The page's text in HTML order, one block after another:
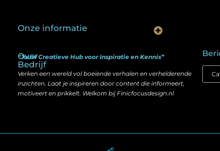
Over
Bedrijf
“Jouw Creatieve Hub voor Inspiratie en Kennis”
Verken een wereld vol boeiende verhalen en verhelderende
inzichten. Laat je inspireren door content die informeert,
motiveert en prikkelt. Welkom bij Finicfocusdesign.nl
Onze informatie